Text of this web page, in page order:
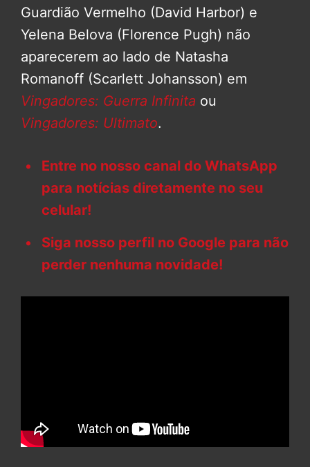
Guardião Vermelho (David Harbor) e
Yelena Belova (Florence Pugh) não
aparecerem ao lado de Natasha
Romanoff (Scarlett Johansson) em
Vingadores: Guerra Infinita ou
Vingadores: Ultimato.
Entre no nosso canal do WhatsApp
para notícias diretamente no seu
celular!
Siga nosso perfil no Google para não
perder nenhuma novidade!